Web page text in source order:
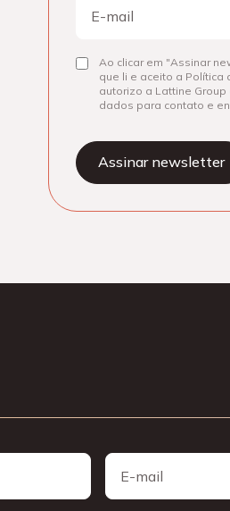
mail
ConsentirAo clicar em "Assinar
que li e aceito a Política
autorizo a Lattine Group
dados para contato e
E-
mail